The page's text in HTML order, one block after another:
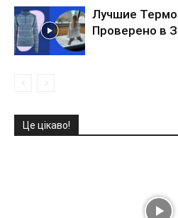
Лучшие
Проверено в
Це цікаво!